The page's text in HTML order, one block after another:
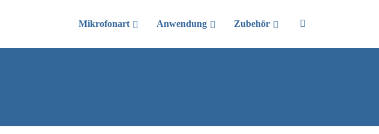
Mikrofonart Anwendung Zubehör